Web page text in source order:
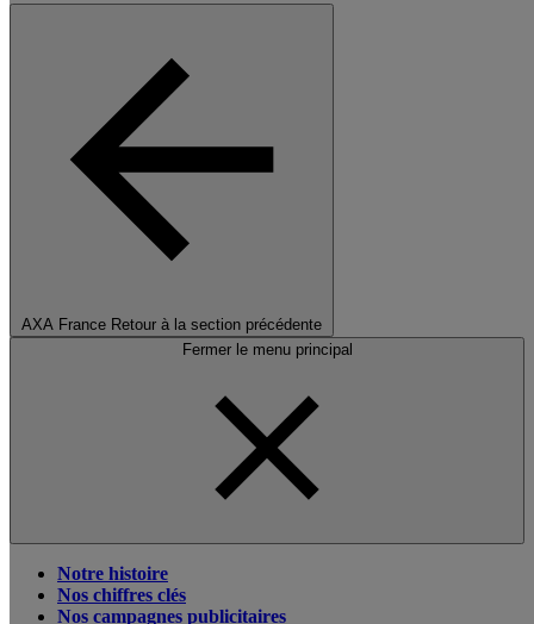
AXA France Retour à la section précédente
Fermer le menu principal
Notre histoire
Nos chiffres clés
Nos campagnes publicitaires